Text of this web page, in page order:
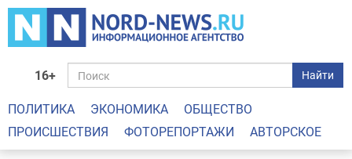
16+ Найти
ПОЛИТИКА ЭКОНОМИКА
ОБЩЕСТВО
ПРОИСШЕСТВИЯ
ФОТОРЕПОРТАЖИ АВТОРСКОЕ